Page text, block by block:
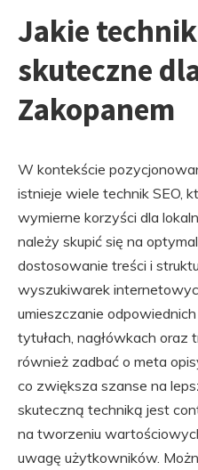
Jakie
skuteczne
Zakopanem
W kontekście
istnieje wiele technik SEO,
wymierne korzyści dla
należy skupić się na
dostosowanie treści i
wyszukiwarek
umieszczanie
tytułach, nagłówkach oraz
również zadbać o meta
co zwiększa szanse na
skuteczną techniką jest
na tworzeniu
uwagę użytkowników.